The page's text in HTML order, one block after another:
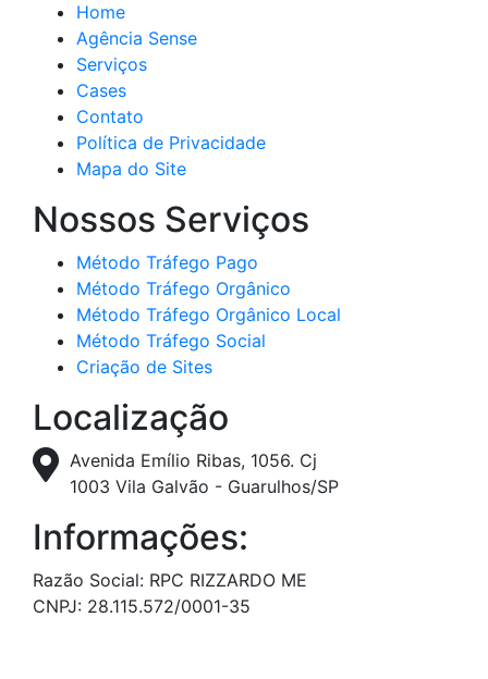
Home
Agência Sense
Serviços
Cases
Contato
Política de Privacidade
Mapa do Site
Nossos Serviços
Método Tráfego Pago
Método Tráfego Orgânico
Método Tráfego Orgânico Local
Método Tráfego Social
Criação de Sites
Localização
Avenida Emílio Ribas, 1056. Cj
1003 Vila Galvão - Guarulhos/SP
Informações:
Razão Social: RPC RIZZARDO ME
CNPJ: 28.115.572/0001-35